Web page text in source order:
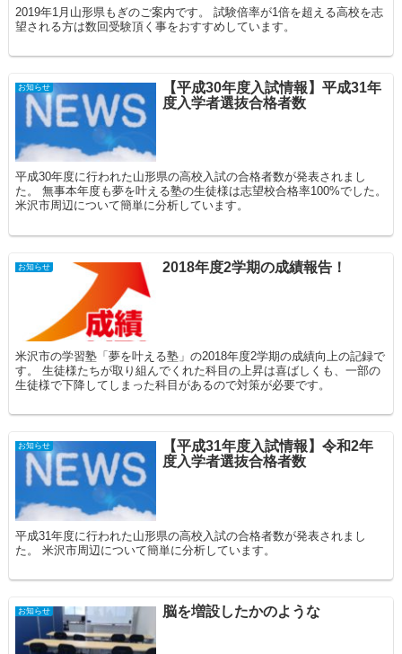
2019年1月山形県もぎのご案内です。 試験倍率が1倍を超える高校を志
望される方は数回受験頂く事をおすすめしています。
お知らせ
【平成30年度入試情報】平成31年
度入学者選抜合格者数
平成30年度に行われた山形県の高校入試の合格者数が発表されまし
た。 無事本年度も夢を叶える塾の生徒様は志望校合格率100%でした。
米沢市周辺について簡単に分析しています。
お知らせ 2018年度2学期の成績報告！
米沢市の学習塾「夢を叶える塾」の2018年度2学期の成績向上の記録で
す。 生徒様たちが取り組んでくれた科目の上昇は喜ばしくも、一部の
生徒様で下降してしまった科目があるので対策が必要です。
お知らせ
【平成31年度入試情報】令和2年
度入学者選抜合格者数
平成31年度に行われた山形県の高校入試の合格者数が発表されまし
た。 米沢市周辺について簡単に分析しています。
お知らせ 脳を増設したかのような